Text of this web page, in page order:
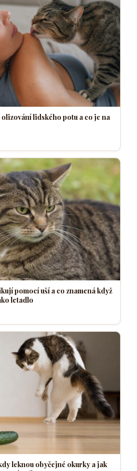
lidského potu a co je na
pomocí uší a co znamená když
letadlo
leknou obyčejné okurky a jak